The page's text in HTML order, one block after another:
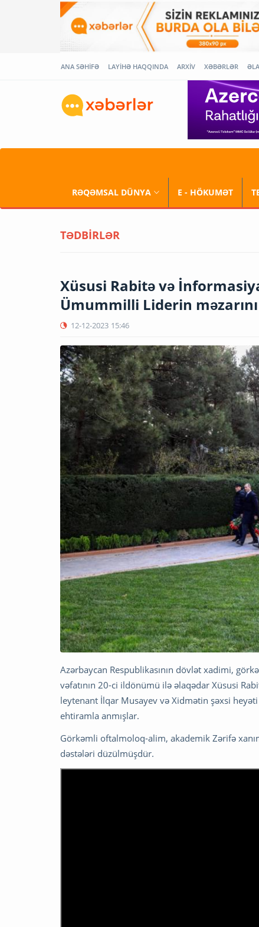
ANA SƏHİFƏ LAYİHƏ HAQQINDA ARXİV XƏBƏRLƏR
RƏQƏMSAL DÜNYA E - HÖKUMƏT
TƏDBİRLƏR
Xüsusi Rabitə və
Ümummilli Liderin
12-12-2023 15:46
Azərbaycan Respublikasının dövlət xadimi,
vəfatının 20-ci ildönümü ilə əlaqədar Xüsusi
leytenant İlqar Musayev və Xidmətin şəxsi
ehtiramla anmışlar.
Görkəmli oftalmoloq-alim, akademik Zərifə
dəstələri düzülmüşdür.